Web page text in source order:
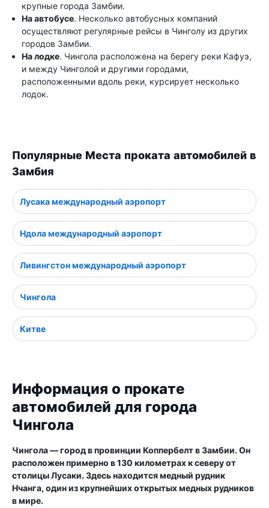
крупные города Замбии.
На автобусе. Несколько автобусных компаний
осуществляют регулярные рейсы в Чинголу из других
городов Замбии.
На лодке. Чингола расположена на берегу реки Кафуэ,
и между Чинголой и другими городами,
расположенными вдоль реки, курсирует несколько
лодок.
Популярные Места проката автомобилей в
Замбия
Лусака международный аэропорт
Ндола международный аэропорт
Ливингстон международный аэропорт
Чингола
Китве
Информация о прокате
автомобилей для города
Чингола
Чингола — город в провинции Коппербелт в Замбии. Он
расположен примерно в 130 километрах к северу от
столицы Лусаки. Здесь находится медный рудник
Нчанга, один из крупнейших открытых медных рудников
в мире.